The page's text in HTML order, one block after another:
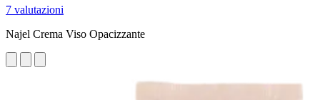
7 valutazioni
Najel Crema Viso Opacizzante